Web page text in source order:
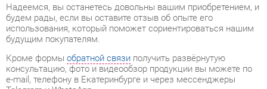
e-mail, телефону в Екатеринбурге и через мессенджеры
Telegram и WhatsApp.
Готовые комплекты также можно сравнить между собой в
нашем шоу-руме и купить Комплект мебели для персонала
POINTEX Swift 06 Светлый дуб, самостоятельно забрав его с
нашего центрального склада в г. Екатеринбург. Полный
список адресов и магазинов смотрите на странице
контактов.